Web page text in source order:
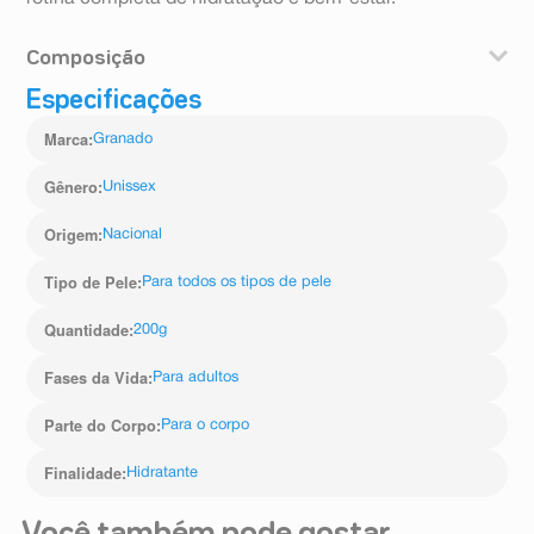
Composição
Aqua (water), glycerin, butyrospermum parkii butter,
dicaprylyl carbonate, dicaprylyl ether, bertholletia
murumuru seed butter, theobroma grandiflorum seed
dimethicone, phenoxyethanol, ethylhexyl palmitate,
tocopheryl acetate, sodium polyacrylate, propylene
benzyl alcohol, citral, citronellol, coumarin, eugenol,
methylpropional, alpha isomethyl ionone.
Especificações
Marca:Granado
Gênero:Unissex
Origem: Nacional
Tipo de Pele: Para todos os tipos de pele
Quantidade:200g
Fases da Vida: Para adultos
Parte do Corpo: Para o corpo
Finalidade: Hidratante